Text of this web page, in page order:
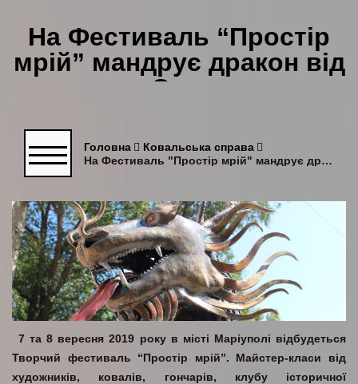
На Фестиваль “Простір
мрій” мандрує дракон від
коваля Олександра
Головна
Ковальська справа
На Фестиваль "Простір мрій" мандрує дракон від коваля Олександра Шапошника
7 та 8 вересня 2019 року в місті Маріуполі відбудеться
Творчий фестиваль “Простір мрій”. Майстер-класи від
художників, ковалів, гончарів, клубу історичної